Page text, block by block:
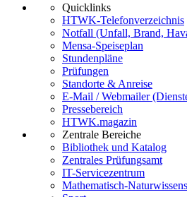
Quicklinks
HTWK-Telefonverzeichnis
Notfall (Unfall, Brand,
Mensa-Speiseplan
Stundenpläne
Prüfungen
Standorte & Anreise
E-Mail / Webmailer
Pressebereich
HTWK.magazin
Zentrale Bereiche
Bibliothek und Katalog
Zentrales Prüfungsamt
IT-Servicezentrum
Mathematisch-